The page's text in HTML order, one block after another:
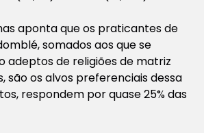
aponta que os praticantes de
somados aos que se
adeptos de religiões de matriz
são os alvos preferenciais dessa
respondem por quase 25% das